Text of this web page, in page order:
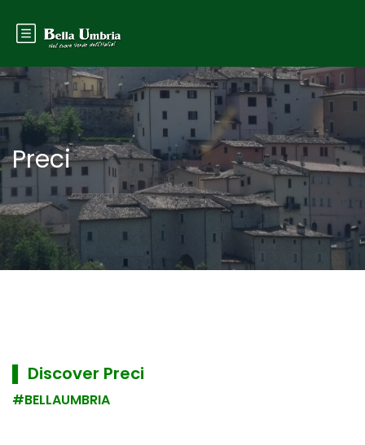
Preci
▌ Discover Preci
#BELLAUMBRIA